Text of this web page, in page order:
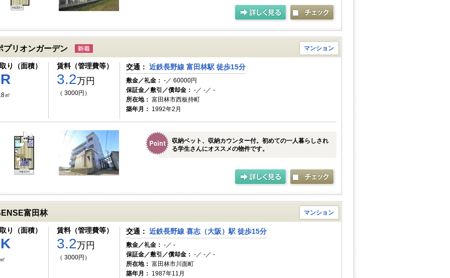
プリオンガーデン マンション
り（面積）
㎡
賃料（管理費等）
3.2万円
（ 3000円）
交通： 近鉄長野線 富田林駅 徒歩15分
敷金／礼金： -／ 60000円
保証金／敷引／償却金： -／ -／ -
所在地： 富田林市西板持町
築年月： 1992年2月
収納ベット、収納カウンター付。初めての一人暮らしされ
る学生さんにオススメの物件です。
富田林 マンション
り（面積） 賃料（管理費等）
3.2万円
（ 3000円）
交通： 近鉄長野線 喜志（大阪）駅 徒歩15分
敷金／礼金： -／ -
保証金／敷引／償却金： -／ -／ -
所在地： 富田林市川面町
築年月： 1987年11月